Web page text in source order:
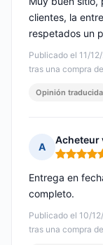
Publicado el 11/
tras una compra
clientes, la
respetados un
Opinión traducida
A
Acheteur
Nota: 5 de
Publicado el 10/
tras una compra
Entrega en
completo.